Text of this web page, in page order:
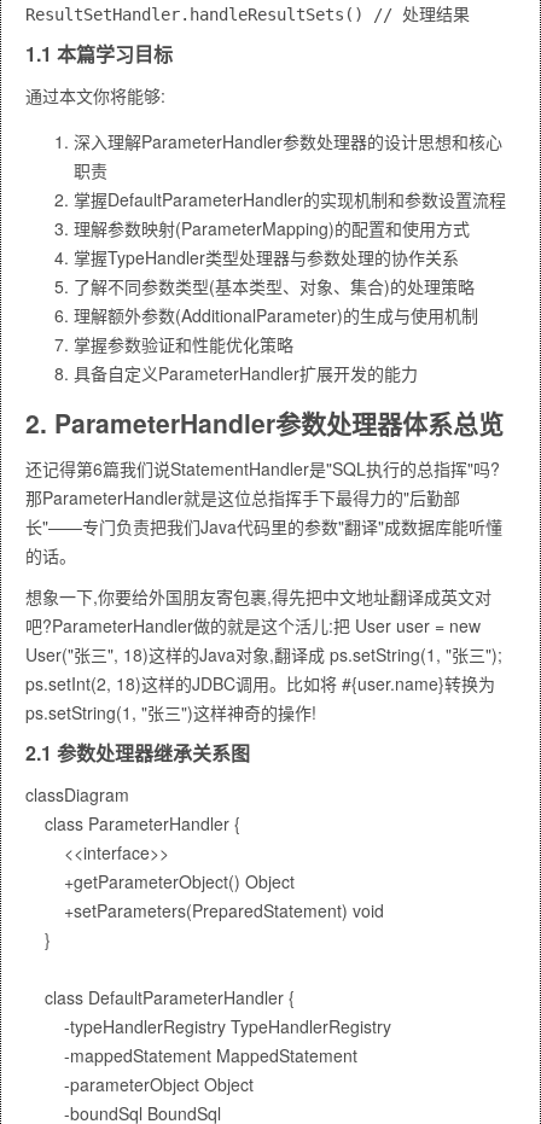
1.1 本篇学习目标
通过本文你将能够:
深入理解ParameterHandler参数处理器的设计思想和核心
职责
掌握DefaultParameterHandler的实现机制和参数设置流程
理解参数映射(ParameterMapping)的配置和使用方式
掌握TypeHandler类型处理器与参数处理的协作关系
了解不同参数类型(基本类型、对象、集合)的处理策略
理解额外参数(AdditionalParameter)的生成与使用机制
掌握参数验证和性能优化策略
具备自定义ParameterHandler扩展开发的能力
2. ParameterHandler参数处理器体系总览
还记得第6篇我们说StatementHandler是"SQL执行的总指挥"吗?
那ParameterHandler就是这位总指挥手下最得力的"后勤部
长"——专门负责把我们Java代码里的参数"翻译"成数据库能听懂
的话。
想象一下,你要给外国朋友寄包裹,得先把中文地址翻译成英文对
吧?ParameterHandler做的就是这个活儿:把 User user = new
User("张三", 18)这样的Java对象,翻译成 ps.setString(1, "张三");
ps.setInt(2, 18)这样的JDBC调用。比如将 #{user.name}转换为
ps.setString(1, "张三")这样神奇的操作!
2.1 参数处理器继承关系图
classDiagram